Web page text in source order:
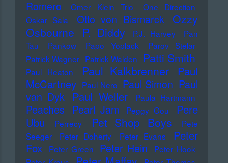
Romero
Omer Klein Trio
One Direction
Oskar Sala
Otto von Bismarck Ozzy
Osbourne
P. Diddy P.J. Harvey
Pan
Tau
Pankow Papo Yoplack
Parov Stelar
Patrick Wagner Patrick Walden Patti Smith
Paul Heaton Paul Kalkbrenner
Paul
McCartney Paul Nero Paul Simon Paul
van Dyk Paul Weller Paula Hartmann
Peaches Pearl Jam Peggy Gou
Pere
Ubu
Perrecy Pet Shop Boys
Pete
Seeger
Peter Doherty Peter Evans
Peter
Fox
Peter Green Peter Hein
Peter Hook